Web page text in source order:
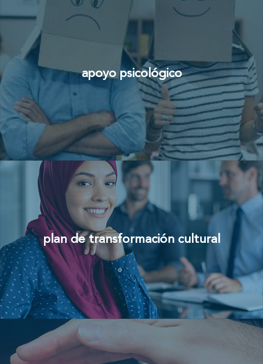
apoyo psicológico
plan de transformación cultural